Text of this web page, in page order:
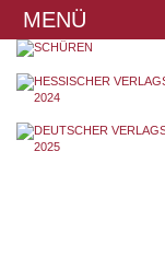
MENÜ